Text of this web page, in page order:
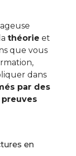
théorie et
que vous
dans
par des
en